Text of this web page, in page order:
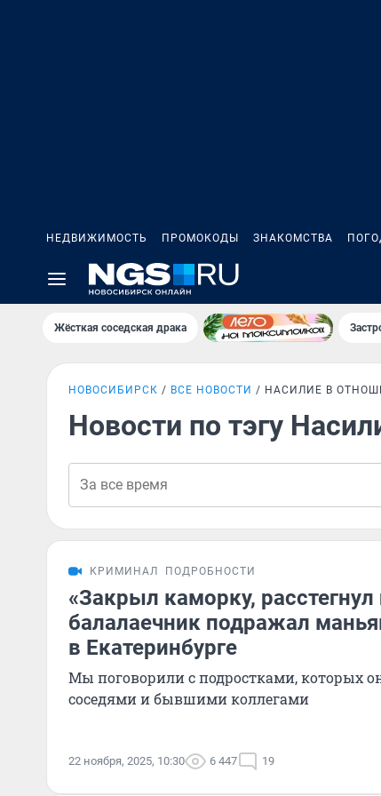
НЕДВИЖИМОСТЬ ПРОМОКОДЫ ЗНАКОМСТВА
Жёсткая соседская драка
НОВОСИБИРСК ВСЕ НОВОСТИ НАСИЛИЕ В
Новости по тэгу
КРИМИНАЛ ПОДРОБНОСТИ
«Закрыл каморку,
балалаечник подражал
в Екатеринбурге
Мы поговорили с подростками, которых
соседями и бывшими коллегами
22 ноября, 2025, 10:30 6 447 19